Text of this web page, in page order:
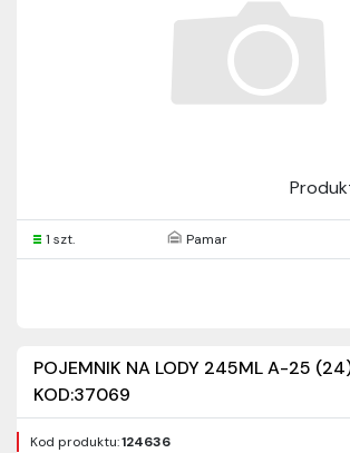
1 szt. Pamar
POJEMNIK NA LODY 245ML A-25
KOD:37069
Kod produktu:124636